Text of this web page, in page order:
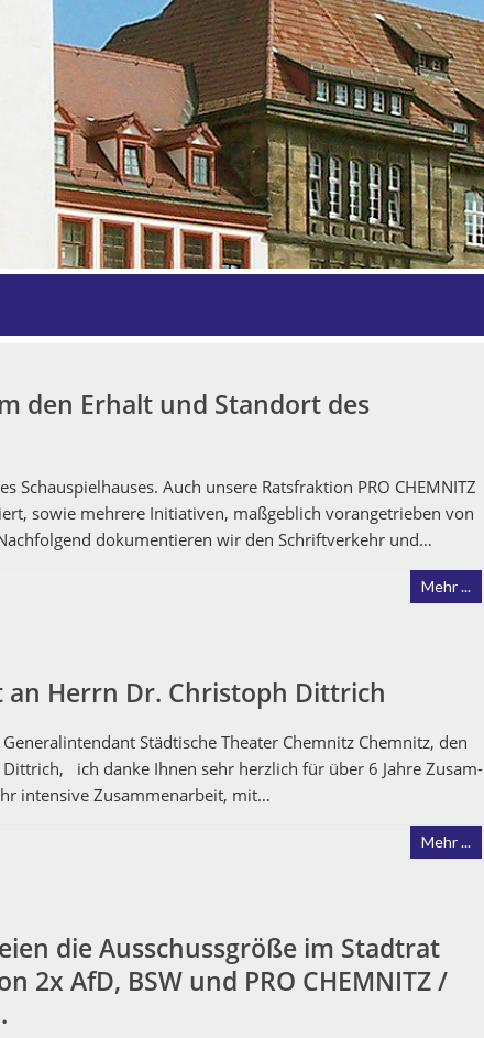
den Erhalt und Standort des
Schaus­piel­haus­es. Auch unsere Rats­frak­tion PRO CHEMNITZ
sowie mehrere Ini­tia­tiv­en, maßge­blich vor­angetrieben von
doku­men­tieren wir den Schriftverkehr und…
Mehr ...
an Herrn Dr. Christoph Dittrich
Städtis­che The­ater Chem­nitz Chem­nitz, den
ich danke Ihnen sehr her­zlich für über 6 Jahre Zusam­
inten­sive Zusam­me­nar­beit, mit…
Mehr ...
die Ausschussgröße im Stadtrat
2x AfD, BSW und PRO CHEMNITZ /